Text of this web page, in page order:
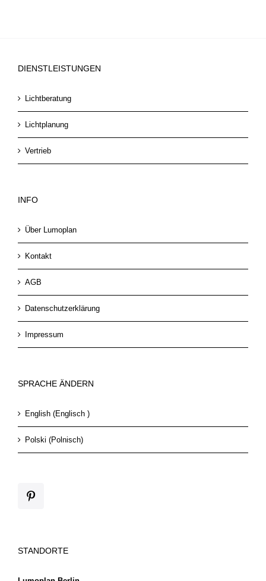
DIENSTLEISTUNGEN
Lichtberatung
Lichtplanung
Vertrieb
INFO
Über Lumoplan
Kontakt
AGB
Datenschutzerklärung
Impressum
SPRACHE ÄNDERN
English (Englisch )
Polski (Polnisch)
STANDORTE